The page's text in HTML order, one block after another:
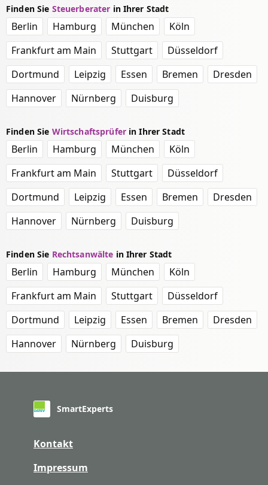
Finden Sie Steuerberater in Ihrer Stadt
Berlin Hamburg München
Köln
Frankfurt am Main
Stuttgart
Düsseldorf
Dortmund
Leipzig Essen Bremen
Dresden
Hannover
Nürnberg Duisburg
Finden Sie Wirtschaftsprüferin Ihrer Stadt
Berlin Hamburg München
Köln
Frankfurt am Main
Stuttgart
Düsseldorf
Dortmund
Leipzig Essen Bremen
Dresden
Hannover
Nürnberg Duisburg
Finden Sie Rechtsanwälte in Ihrer Stadt
Berlin Hamburg München
Köln
Frankfurt am Main
Stuttgart
Düsseldorf
Dortmund
Leipzig Essen Bremen
Dresden
Hannover
Nürnberg Duisburg
SmartExperts
Kontakt
Impressum